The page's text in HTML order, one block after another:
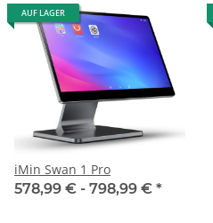
AUF LAGER
iMin Swan 1 Pro
578,99 € - 798,99 € *